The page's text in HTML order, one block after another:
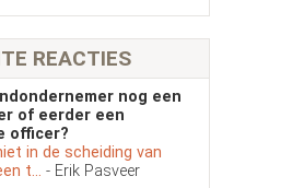
REACTIES
nog een
of eerder een
officer?
in de scheiding van
t... - Erik Pasveer